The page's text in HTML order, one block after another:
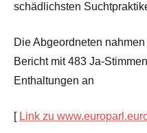
schädlichsten
Die Abgeordneten
Bericht mit 483 Ja-
Enthaltungen an
Link zu